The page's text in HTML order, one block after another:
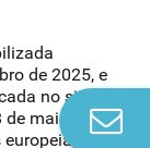
de 2025, e
no site do
maio de
sobre